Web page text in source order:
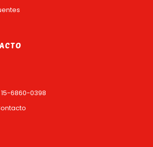
6860-0398